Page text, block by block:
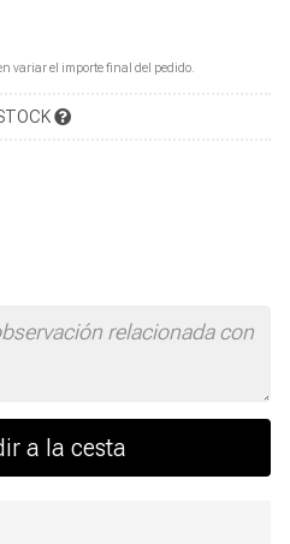
variar el importe final del pedido.
a la cesta